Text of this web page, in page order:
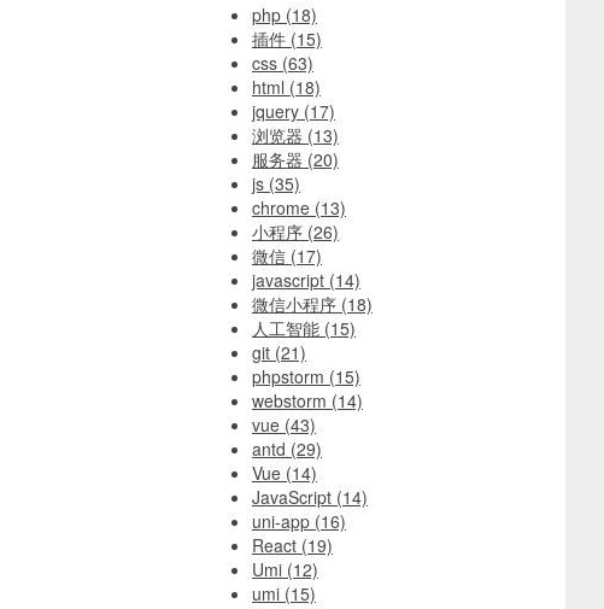
php (18)
插件 (15)
css (63)
html (18)
jquery (17)
浏览器 (13)
服务器 (20)
js (35)
chrome (13)
小程序 (26)
微信 (17)
javascript (14)
微信小程序 (18)
人工智能 (15)
git (21)
phpstorm (15)
webstorm (14)
vue (43)
antd (29)
Vue (14)
JavaScript (14)
uni-app (16)
React (19)
Umi (12)
umi (15)